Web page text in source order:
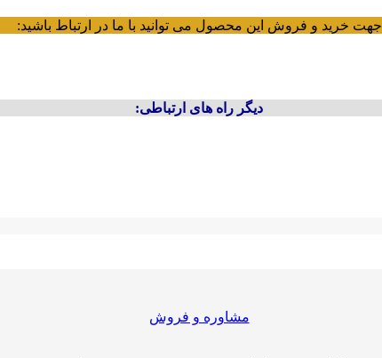
جهت خرید و فروش این محصول می توانید با ما در ارتباط باشید:
دیگر راه های ارتباطی:
مشاوره و فروش